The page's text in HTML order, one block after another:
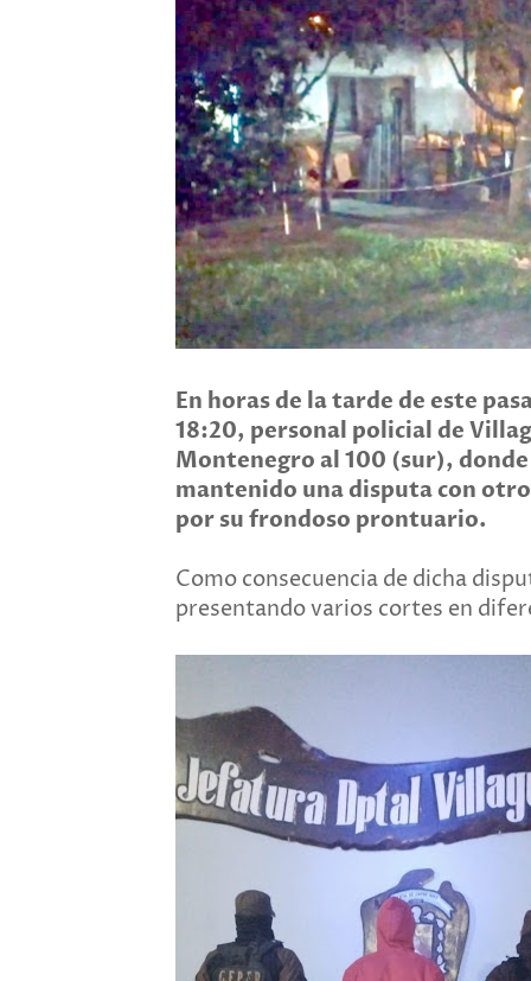
En horas de la tarde de este
18:20, personal policial de
Montenegro al 100 (sur),
mantenido una disputa con
por su frondoso prontuario.
Como consecuencia de dicha
presentando varios cortes en